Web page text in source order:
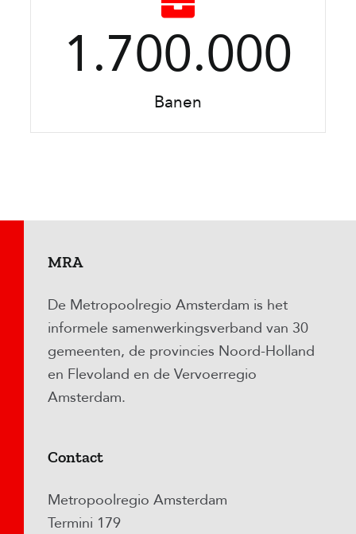
1.700.000
Banen
MRA
De Metropoolregio Amsterdam is het
informele samenwerkingsverband van 30
gemeenten, de provincies Noord-Holland
en Flevoland en de Vervoerregio
Amsterdam.
Contact
Metropoolregio Amsterdam
Termini 179